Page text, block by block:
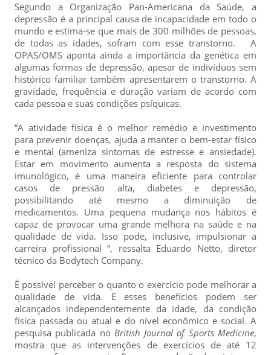
Segundo a Organização Pan-Americana da Saúde, a
depressão é a principal causa de incapacidade em todo o
mundo e estima-se que mais de 300 milhões de pessoas,
de todas as idades, sofram com esse transtorno. A
OPAS/OMS aponta ainda a importância da genética em
algumas formas de depressão, apesar de indivíduos sem
histórico familiar também apresentarem o transtorno. A
gravidade, frequência e duração variam de acordo com
cada pessoa e suas condições psíquicas.
“A atividade física é o melhor remédio e investimento
para prevenir doenças, ajuda a manter o bem-estar físico
e mental (ameniza sintomas de estresse e ansiedade).
Estar em movimento aumenta a resposta do sistema
imunológico, é uma maneira eficiente para controlar
casos de pressão alta, diabetes e depressão,
possibilitando até mesmo a diminuição de
medicamentos. Uma pequena mudança nos hábitos é
capaz de provocar uma grande melhora na saúde e na
qualidade de vida. Isso pode, inclusive, impulsionar a
carreira profissional “, ressalta Eduardo Netto, diretor
técnico da Bodytech Company.
É possível perceber o quanto o exercício pode melhorar a
qualidade de vida. E esses benefícios podem ser
alcançados independentemente da idade, da condição
física passada ou atual e do nível econômico e social. A
pesquisa publicada no British Journal of Sports Medicine,
mostra que as intervenções de exercícios de até 12